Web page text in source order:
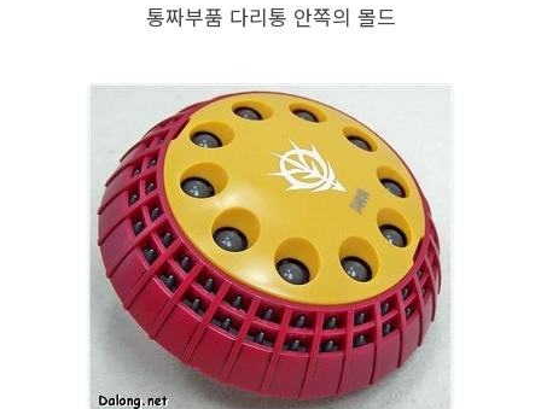
통짜부품 다리통 안쪽의 몰드